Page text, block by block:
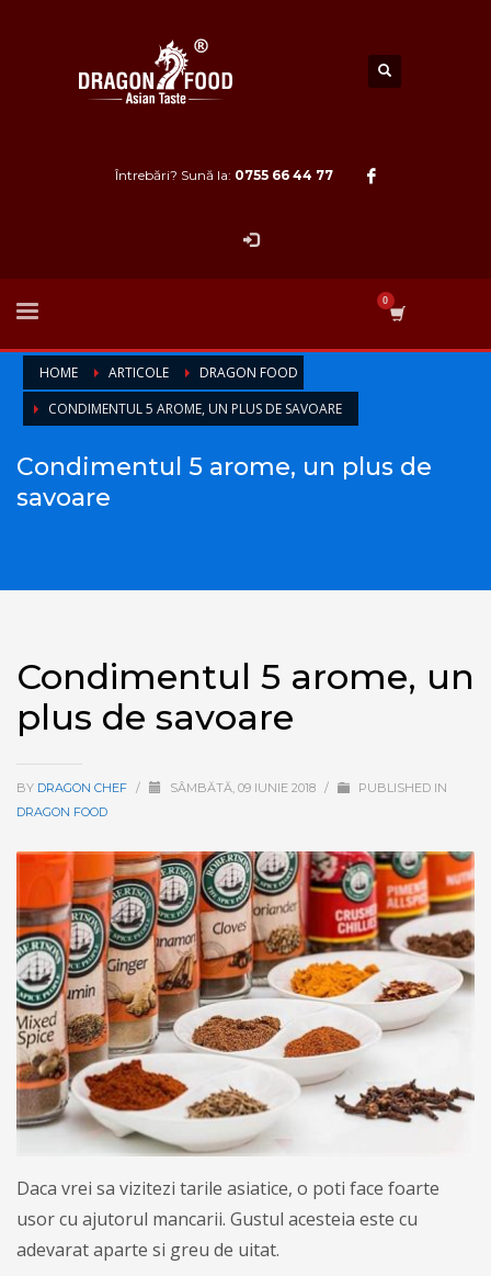
Întrebări? Sună la: 0755 66 44 77
HOME ARTICOLE
DRAGON FOOD
CONDIMENTUL 5 AROME, UN PLUS DE SAVOARE
Condimentul 5 arome, un plus de
savoare
Condimentul 5 arome, un
plus de savoare
BY DRAGON CHEF / SÂMBĂTĂ, 09 IUNIE 2018 /
PUBLISHED IN
DRAGON FOOD
Daca vrei sa vizitezi tarile asiatice, o poti face foarte
usor cu ajutorul mancarii. Gustul acesteia este cu
adevarat aparte si greu de uitat.